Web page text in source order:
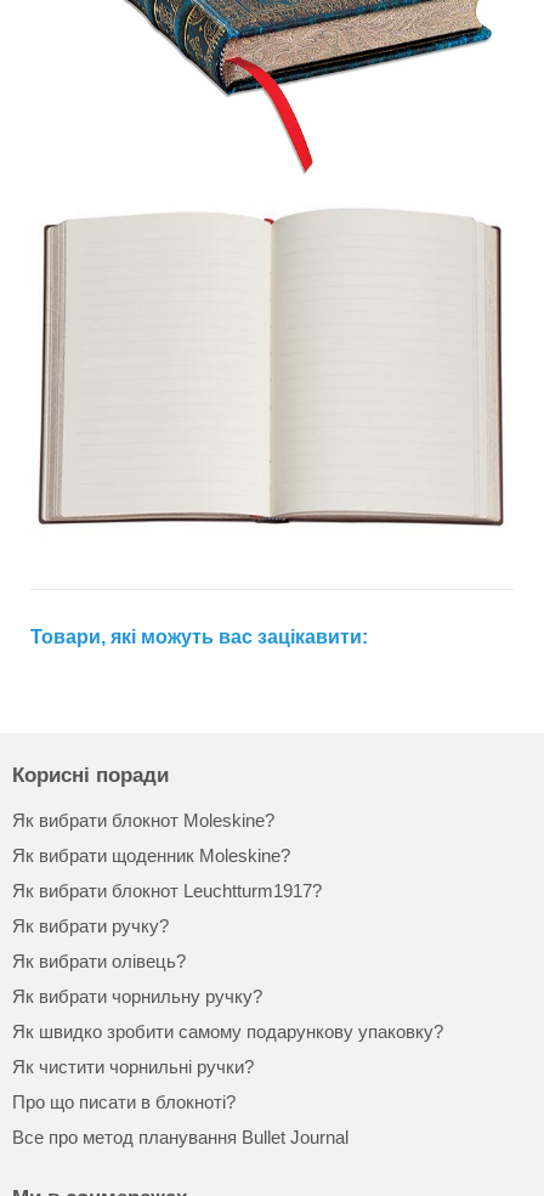
Товари, які можуть вас зацікавити:
Корисні поради
Як вибрати блокнот Moleskine?
Як вибрати щоденник Moleskine?
Як вибрати блокнот Leuchtturm1917?
Як вибрати ручку?
Як вибрати олівець?
Як вибрати чорнильну ручку?
Як швидко зробити самому подарункову упаковку?
Як чистити чорнильні ручки?
Про що писати в блокноті?
Все про метод планування Bullet Journal